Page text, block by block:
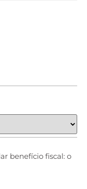
benefício fiscal: o